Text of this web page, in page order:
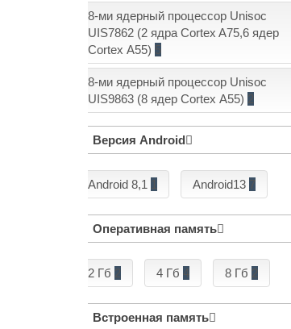
8-ми ядерный процессор Unisoc
UIS7862 (2 ядра Cortex A75,6 ядер
Cortex А55) 5
8-ми ядерный процессор Unisoc
UIS9863 (8 ядер Cortex А55)
Версия Android
Android 8,1 1 Android13 7
Оперативная память
2 Гб 4 Гб 4 8 Гб
Встроенная память